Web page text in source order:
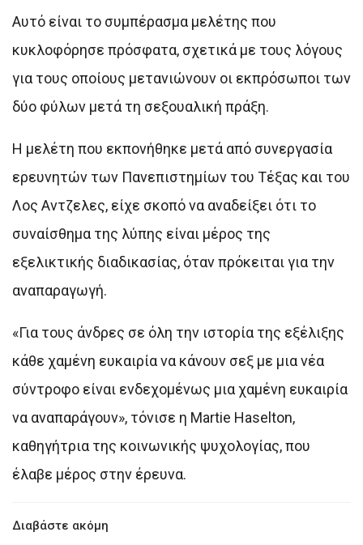
Αυτό είναι το συμπέρασμα μελέτης που
κυκλοφόρησε πρόσφατα, σχετικά με τους λόγους
για τους οποίους μετανιώνουν οι εκπρόσωποι των
δύο φύλων μετά τη σεξουαλική πράξη.
Η μελέτη που εκπονήθηκε μετά από συνεργασία
ερευνητών των Πανεπιστημίων του Τέξας και τoυ
Λος Αντζελες, είχε σκοπό να αναδείξει ότι το
συναίσθημα της λύπης είναι μέρος της
εξελικτικής διαδικασίας, όταν πρόκειται για την
αναπαραγωγή.
«Για τους άνδρες σε όλη την ιστορία της εξέλιξης
κάθε χαμένη ευκαιρία να κάνουν σεξ με μια νέα
σύντροφο είναι ενδεχομένως μια χαμένη ευκαιρία
να αναπαράγουν», τόνισε η Martie Haselton,
καθηγήτρια της κοινωνικής ψυχολογίας, που
έλαβε μέρος στην έρευνα.
Διαβάστε ακόμη